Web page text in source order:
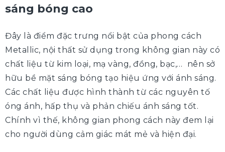
sáng bóng cao
Đây là điểm đặc trưng nổi bật của phong cách
Metallic, nội thất sử dụng trong không gian này có
chất liệu từ kim loại, mạ vàng, đồng, bạc,… nên sở
hữu bề mặt sáng bóng tạo hiệu ứng với ánh sáng.
Các chất liệu được hình thành từ các nguyên tố
óng ánh, hấp thụ và phản chiếu ánh sáng tốt.
Chính vì thế, không gian phong cách này đem lại
cho người dùng cảm giác mát mẻ và hiện đại.